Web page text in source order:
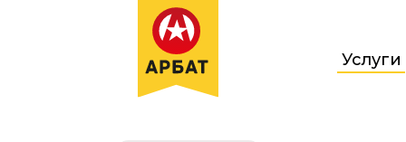
Услуги